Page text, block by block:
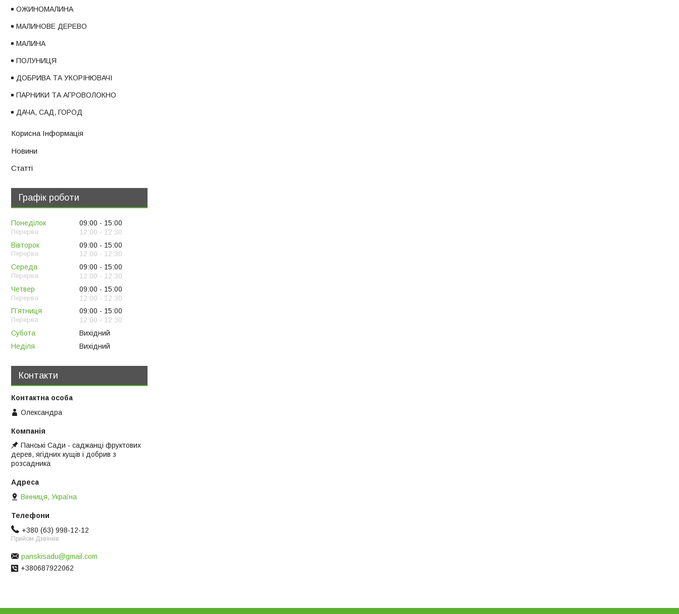
ОЖИНОМАЛИНА
МАЛИНОВЕ ДЕРЕВО
МАЛИНА
ПОЛУНИЦЯ
ДОБРИВА ТА УКОРІНЮВАЧІ
ПАРНИКИ ТА АГРОВОЛОКНО
ДАЧА, САД, ГОРОД
Корисна Інформація
Новини
Статті
Графік роботи
Понеділок 09:00
15:00
12:00
12:30
Вівторок
09:00
15:00
12:00
12:30
Середа
09:00
15:00
12:00
12:30
Четвер
09:00
15:00
12:00
12:30
Пʼятниця
09:00
15:00
12:00
12:30
Субота
Вихідний
Неділя
Вихідний
Контакти
Олександра
Панські Сади - саджанці фруктових
дерев, ягідних кущів і добрив з
розсадника
Вінниця, Україна
+380 (63) 998-12-12
Прийом Дзвінків
panskisadu@gmail.com
+380687922062